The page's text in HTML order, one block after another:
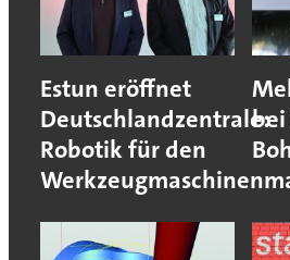
Estun eröffnet
Deutschlandzentrale:
Robotik für den